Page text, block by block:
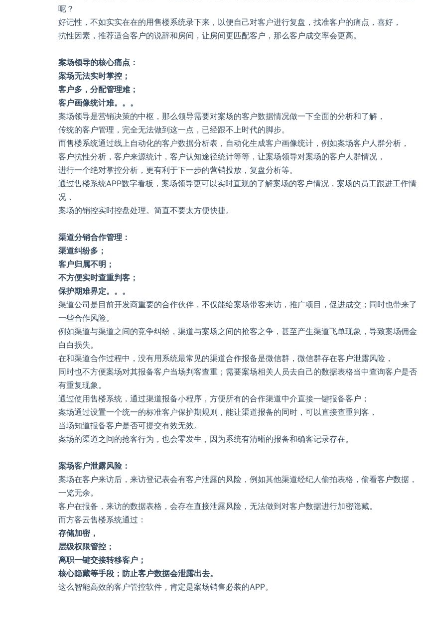
呢？
好记性，不如实实在在的用售楼系统录下来，以便自己对客户进行复盘，找准客户的痛点，喜好，
抗性因素，推荐适合客户的说辞和房间，让房间更匹配客户，那么客户成交率会更高。
案场领导的核心痛点：
案场无法实时掌控；
客户多，分配管理难；
客户画像统计难。。。
案场领导是营销决策的中枢，那么领导需要对案场的客户数据情况做一下全面的分析和了解，
传统的客户管理，完全无法做到这一点，已经跟不上时代的脚步。
而售楼系统通过线上自动化的客户数据分析表，自动化生成客户画像统计，例如案场客户人群分析，
客户抗性分析，客户来源统计，客户认知途径统计等等，让案场领导对案场的客户人群情况，
进行一个绝对掌控分析，更有利于下一步的营销投放，复盘分析等。
通过售楼系统APP数字看板，案场领导更可以实时直观的了解案场的客户情况，案场的员工跟进工作情
况，
案场的销控实时控盘处理。简直不要太方便快捷。
渠道分销合作管理：
渠道纠纷多；
客户归属不明；
不方便实时查重判客；
保护期难界定。。。
渠道公司是目前开发商重要的合作伙伴，不仅能给案场带客来访，推广项目，促进成交；同时也带来了
一些合作风险。
例如渠道与渠道之间的竞争纠纷，渠道与案场之间的抢客之争，甚至产生渠道飞单现象，导致案场佣金
白白损失。
在和渠道合作过程中，没有用系统最常见的渠道合作报备是微信群，微信群存在客户泄露风险，
同时也不方便案场对其报备客户当场判客查重；需要案场相关人员去自己的数据表格当中查询客户是否
有重复现象。
通过使用售楼系统，通过渠道报备小程序，方便所有的合作渠道中介直接一键报备客户；
案场通过设置一个统一的标准客户保护期规则，能让渠道报备的同时，可以直接查重判客，
当场知道报备客户是否可提交有效无效。
案场的渠道之间的抢客行为，也会零发生，因为系统有清晰的报备和确客记录存在。
案场客户泄露风险：
案场在客户来访后，来访登记表会有客户泄露的风险，例如其他渠道经纪人偷拍表格，偷看客户数据，
一览无余。
客户在报备，来访的数据表格，会存在直接泄露风险，无法做到对客户数据进行加密隐藏。
而方客云售楼系统通过：
存储加密，
层级权限管控；
离职一键交接转移客户；
核心隐藏等手段；防止客户数据会泄露出去。
这么智能高效的客户管控软件，肯定是案场销售必装的APP。